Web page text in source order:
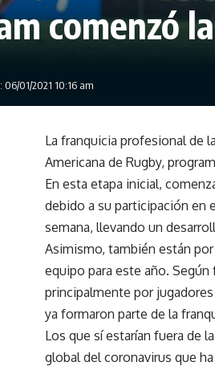
comenzó
01/2021 10:16 am
La franquicia profesional de
Americana de Rugby,
En esta etapa inicial,
debido a su participación en
semana, llevando un
Asimismo, también están
equipo para este año.
principalmente por
ya formaron parte de la
Los que sí estarían fuera de
global del coronavirus que